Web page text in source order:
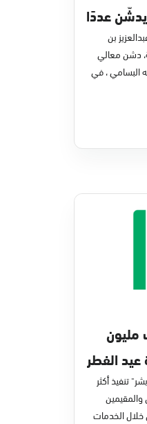
عددًا
منصة
بن
دشن معالي
البسامي ، في
مليون
عيد الفطر
تنفيذ أكثر
والمقيمين
خلال الخدمات